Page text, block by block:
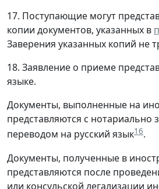
17. Поступающие могут
копии документов, указанных в
Заверения указанных копий не
18. Заявление о приеме
языке.
Документы, выполненные на
представляются с нотариально
переводом на русский язык16.
Документы, полученные в
представляются после
или консульской легализации